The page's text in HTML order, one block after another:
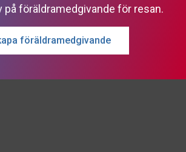
på föräldramedgivande för resan.
föräldramedgivande